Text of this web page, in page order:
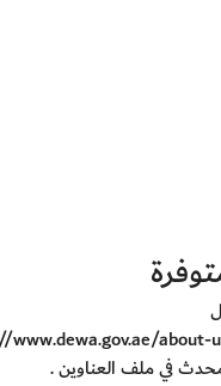
www.dewa.gov.ae/
في ملف العناوين .